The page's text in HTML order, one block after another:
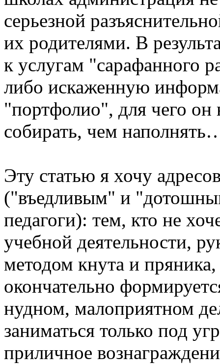
серьезной
их родителями. В
к услугам "сарафанного
либо искаженную
"портфолио", для чего он
собирать, чем
Эту статью я хочу
("въедливым" и
педагоги): тем, кто не
учебной деятельности,
методом кнута и пряника,
окончательно
нудном, малоприятном
заниматься только под
приличное